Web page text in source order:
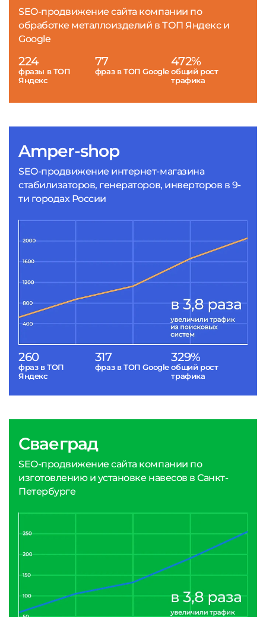
Amper-shop
SEO-продвижение интернет-магазина
стабилизаторов, генераторов, инверторов в 9-
ти городах России
260
фраз в ТОП
Яндекс
317
фраз в ТОП Google
329%
общий рост
трафика
SEO-продвижение сайта компании по
обработке металлоизделий в ТОП Яндекс и
Google
224
фразы в ТОП
Яндекс
77
фраз в ТОП Google
472%
общий рост
трафика
Сваеград
SEO-продвижение сайта компании по
изготовлению и установке навесов в Санкт-
Петербурге